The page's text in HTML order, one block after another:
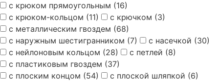
с крюком прямоугольным (16)
с крюком-кольцом (11) с крючком (3)
с металлическим гвоздем (68)
с наружным шестигранником (7) с насечкой (30)
с нейлоновым кольцом (28) с петлей (8)
с пластиковым гвоздем (37)
с плоским концом (54) с плоской шляпкой (6)